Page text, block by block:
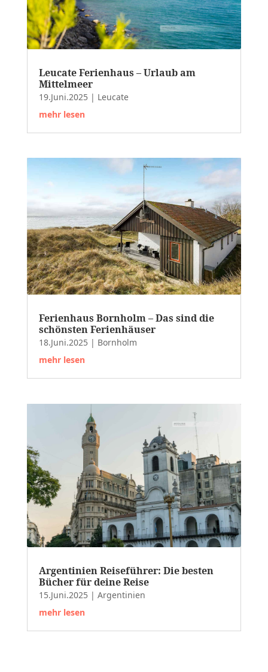
Leucate Ferienhaus – Urlaub am
Mittelmeer
19.Juni.2025| Leucate
mehr lesen
Ferienhaus Bornholm – Das sind die
schönsten Ferienhäuser
18.Juni.2025| Bornholm
mehr lesen
Argentinien Reiseführer: Die besten
Bücher für deine Reise
15.Juni.2025| Argentinien
mehr lesen